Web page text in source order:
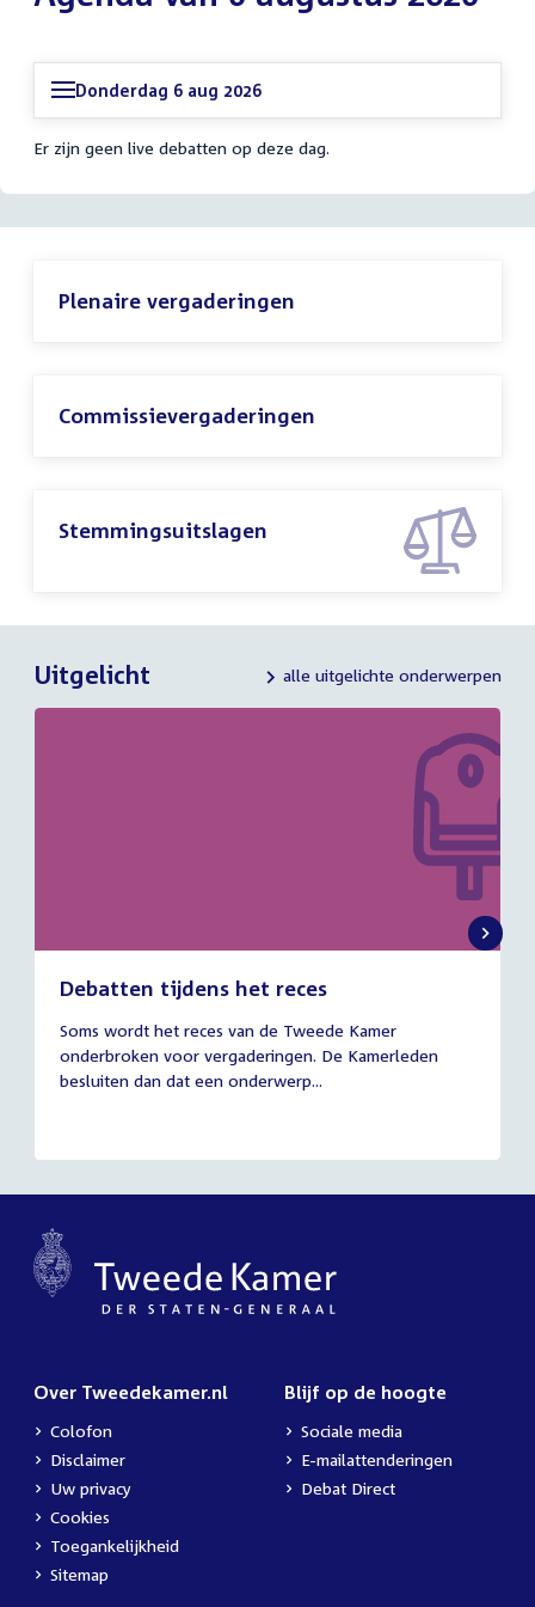
Donderdag 6 aug 2026
Er zijn geen live debatten op deze dag.
Plenaire vergaderingen
Commissievergaderingen
Stemmingsuitslagen
Uitgelicht alle uitgelichte onderwerpen
Debatten tijdens het reces
juli
2026
Soms wordt het reces van de Tweede Kamer
onderbroken voor vergaderingen. De Kamerleden
besluiten dan dat een onderwerp...
Over Tweedekamer.nl
Colofon
Disclaimer
Uw privacy
Cookies
Toegankelijkheid
Sitemap
Blijf op de hoogte
Sociale media
E-mailattenderingen
Debat Direct